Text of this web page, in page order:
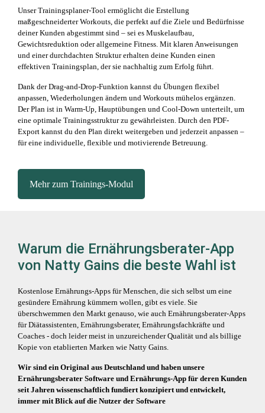
Unser Trainingsplaner-Tool ermöglicht die Erstellung
maßgeschneiderter Workouts, die perfekt auf die Ziele und Bedürfnisse
deiner Kunden abgestimmt sind – sei es Muskelaufbau,
Gewichtsreduktion oder allgemeine Fitness. Mit klaren Anweisungen
und einer durchdachten Struktur erhalten deine Kunden einen
effektiven Trainingsplan, der sie nachhaltig zum Erfolg führt.
Dank der Drag-and-Drop-Funktion kannst du Übungen flexibel
anpassen, Wiederholungen ändern und Workouts mühelos ergänzen.
Der Plan ist in Warm-Up, Hauptübungen und Cool-Down unterteilt, um
eine optimale Trainingsstruktur zu gewährleisten. Durch den PDF-
Export kannst du den Plan direkt weitergeben und jederzeit anpassen –
für eine individuelle, flexible und motivierende Betreuung.
Mehr zum Trainings-Modul
Warum die Ernährungsberater-App
von Natty Gains die beste Wahl ist
Kostenlose Ernährungs-Apps für Menschen, die sich selbst um eine
gesündere Ernährung kümmern wollen, gibt es viele. Sie
überschwemmen den Markt genauso, wie auch Ernährungsberater-Apps
für Diätassistenten, Ernährungsberater, Ernährungsfachkräfte und
Coaches - doch leider meist in unzureichender Qualität und als billige
Kopie von etablierten Marken wie Natty Gains.
Wir sind ein Original aus Deutschland und haben unsere
Ernährungsberater Software und Ernährungs-App für deren Kunden
seit Jahren wissenschaftlich fundiert konzipiert und entwickelt,
immer mit Blick auf die Nutzer der Software